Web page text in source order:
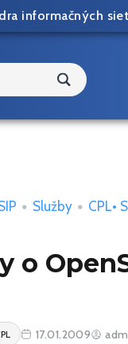
informačných
• Služby • CPL•
o
17.01.2009